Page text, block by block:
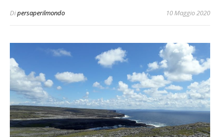
Dipersaperilmondo 10 Maggio 2020